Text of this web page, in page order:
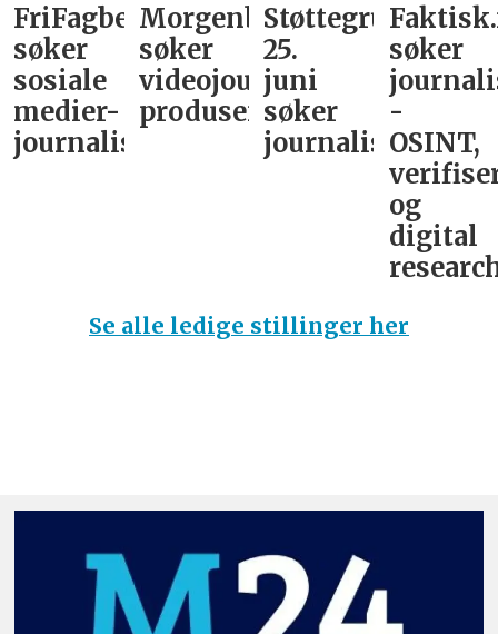
FriFagbevegelse
søker
sosiale
medier-
journalist
Morgenbladet
søker
videojournalist/podkast-
produsent
Støttegruppa
25.
juni
søker
journalist
søker
-
OSINT,
og
digital
Se alle ledige stillinger her